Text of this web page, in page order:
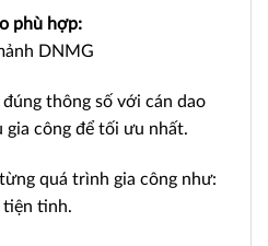
phù hợp:
DNMG
đúng thông số với cán dao
công để tối ưu nhất.
quá trình gia công như:
tinh.